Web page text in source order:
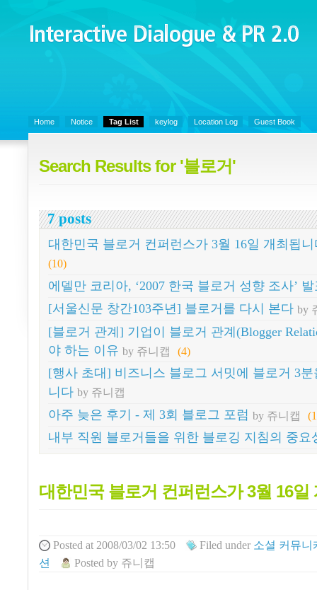
Interactive Dialogue &
PR 2.0
Home Notice Tag List keylog Location Log Guest Book
Search Results for '블로거'
7 posts
대한민국 블로거 컨퍼런스가 3월 16일 개최됩니
(10)
에델만 코리아, ‘2007 한국 블로거 성향 조사’
[서울신문 창간103주년] 블로거를 다시 본다 by
[블로거 관계] 기업이 블로거 관계(Blogger
야 하는 이유 by 쥬니캡 (4)
[행사 초대] 비즈니스 블로그 서밋에 블로거 3
니다 by 쥬니캡
아주 늦은 후기 - 제 3회 블로그 포럼 by 쥬니캡
내부 직원 블로거들을 위한 블로깅 지침의 중요
대한민국 블로거 컨퍼런스가 3월 16일
Posted at 2008/03/02 13:50 Filed under 소셜 커뮤니
션
Posted by 쥬니캡